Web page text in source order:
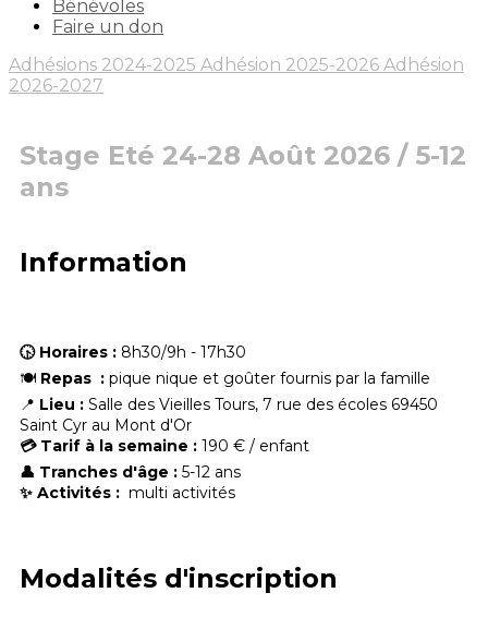
Bénévoles
Faire un don
Adhésions 2024-2025 Adhésion 2025-2026 Adhésion
2026-2027
Stage Eté 24-28 Août 2026 / 5-12
ans
Information
🕟 Horaires : 8h30/9h - 17h30
🍽️ Repas : pique nique et goûter fournis par la famille
📍 Lieu : Salle des Vieilles Tours, 7 rue des écoles 69450
Saint Cyr au Mont d'Or
💳 Tarif à la semaine : 190 € / enfant
👤 Tranches d'âge : 5-12 ans
✨ Activités : multi activités
Modalités d'inscription